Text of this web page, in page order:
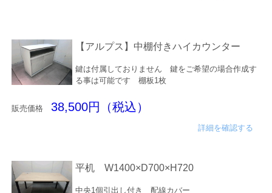
【アルプス】中棚付きハイカウンター
鍵は付属しておりません 鍵をご希望の場合作成す
る事は可能です 棚板1枚
販売価格 38,500円（税込）
詳細を確認する
平机 W1400×D700×H720
中央1個引出し付き 配線カバー